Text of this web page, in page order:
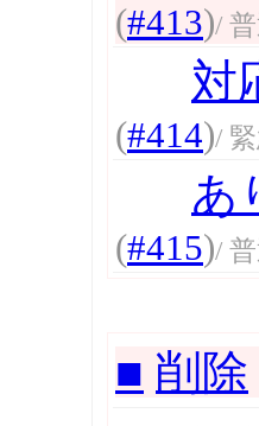
(#413)/
対
(#414)/
あ
(#415)/
■ 削除